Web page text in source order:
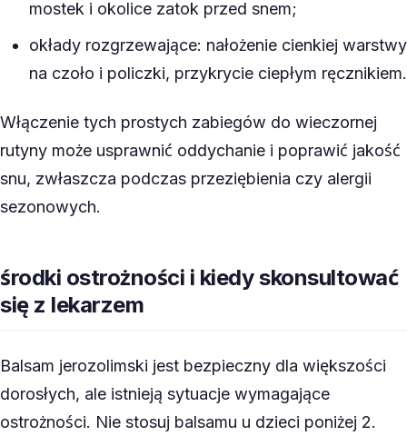
mostek i okolice zatok przed snem;
okłady rozgrzewające: nałożenie cienkiej warstwy
na czoło i policzki, przykrycie ciepłym ręcznikiem.
Włączenie tych prostych zabiegów do wieczornej
rutyny może usprawnić oddychanie i poprawić jakość
snu, zwłaszcza podczas przeziębienia czy alergii
sezonowych.
środki ostrożności i kiedy skonsultować
się z lekarzem
Balsam jerozolimski jest bezpieczny dla większości
dorosłych, ale istnieją sytuacje wymagające
ostrożności. Nie stosuj balsamu u dzieci poniżej 2.